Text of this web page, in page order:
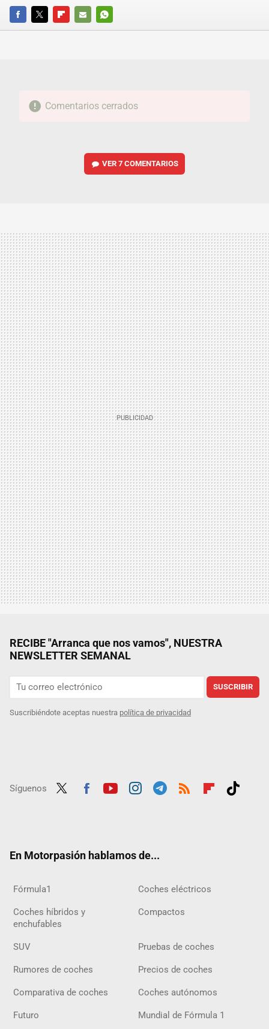
FACEBOOKTWITTERFLIPBOARD
E-
WHATSAPP
Comentarios cerrados
VER7 COMENTARIOS
RECIBE "Arranca que nos vamos", NUESTRA
NEWSLETTER SEMANAL
SUSCRIBIR
Suscribiéndote aceptas nuestra política de privacidad
Síguenos
En Motorpasión hablamos de...
Fórmula1 Coches eléctricos
Coches híbridos y
enchufables
Compactos
SUV Pruebas de coches
Rumores de coches Precios de coches
Comparativa de coches Coches autónomos
Futuro Mundial de Fórmula 1